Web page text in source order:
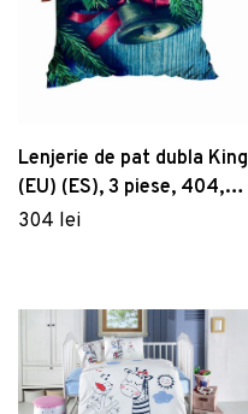
Lenjerie de pat dubla King
(EU) (ES), 3 piese, 404,
Pearl Home, Poliester
304 lei